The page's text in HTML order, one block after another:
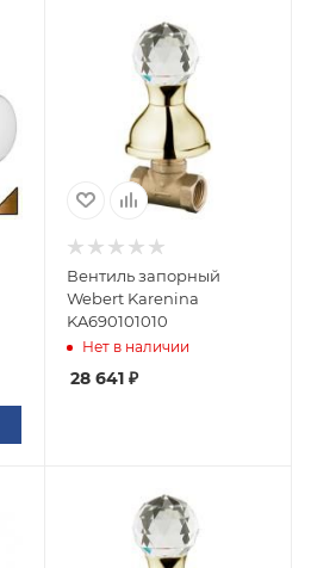
Вентиль запорный
Webert Karenina
KA690101010
Нет в наличии
28 641₽